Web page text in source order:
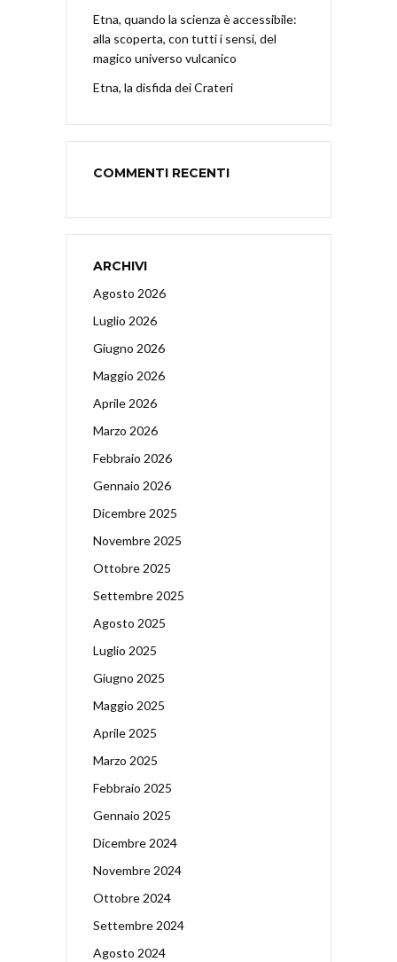
Etna, quando la scienza è accessibile:
alla scoperta, con tutti i sensi, del
magico universo vulcanico
Etna, la disfida dei Crateri
COMMENTI RECENTI
ARCHIVI
Agosto 2026
Luglio 2026
Giugno 2026
Maggio 2026
Aprile 2026
Marzo 2026
Febbraio 2026
Gennaio 2026
Dicembre 2025
Novembre 2025
Ottobre 2025
Settembre 2025
Agosto 2025
Luglio 2025
Giugno 2025
Maggio 2025
Aprile 2025
Marzo 2025
Febbraio 2025
Gennaio 2025
Dicembre 2024
Novembre 2024
Ottobre 2024
Settembre 2024
Agosto 2024